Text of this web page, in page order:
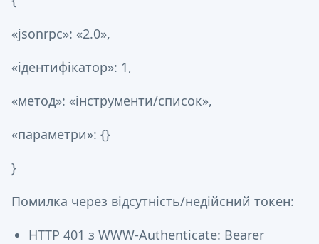
«jsonrpc»: «2.0»,
«ідентифікатор»: 1,
«метод»: «інструменти/список»,
«параметри»: {}
}
Помилка через відсутність/недійсний токен:
HTTP 401 з WWW-Authenticate: Bearer